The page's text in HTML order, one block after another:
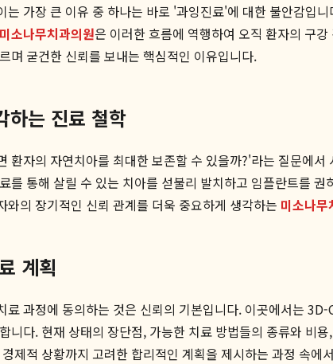
는 가장 큰 이유 중 하나는 바로 '과잉진료'에 대한 불안감입
미소나무치과의원은 이러한 흐름에 역행하여 오직 환자의 구
며 굳건한 신뢰를 보내는 핵심적인 이유입니다.
하는 진료 철학
환자의 자연치아를 최대한 보존할 수 있을까?'라는 질문에
를 통해 살릴 수 있는 치아를 섣불리 발치하고 임플란트를
의 장기적인 신뢰 관계를 더욱 중요하게 생각하는 미소나무
계획
료 과정에 동의하는 것은 신뢰의 기본입니다. 이곳에서는
니다. 현재 상태의 장단점, 가능한 치료 방법들의 종류와 비
제적 상황까지 고려한 합리적인 계획을 제시하는 과정 속에